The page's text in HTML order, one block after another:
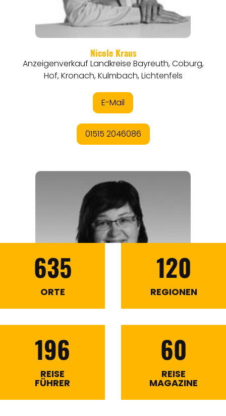
635
ORTE
120
REGIONEN
196
REISE
FÜHRER
60
REISE
MAGAZINE